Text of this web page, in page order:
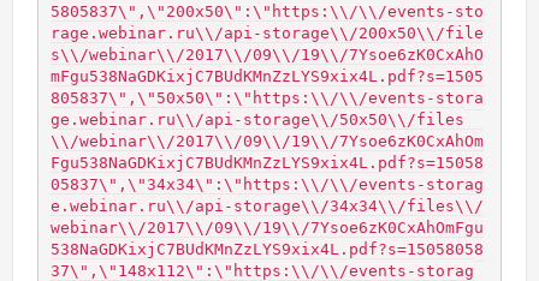
5805837\",\"200x50\":\"https:\\/\\/events-sto
rage.webinar.ru\\/api-storage\\/200x50\\/file
s\\/webinar\\/2017\\/09\\/19\\/7Ysoe6zK0CxAhO
mFgu538NaGDKixjC7BUdKMnZzLYS9xix4L.pdf?s=1505
805837\",\"50x50\":\"https:\\/\\/events-stora
ge.webinar.ru\\/api-storage\\/50x50\\/files
\\/webinar\\/2017\\/09\\/19\\/7Ysoe6zK0CxAhOm
Fgu538NaGDKixjC7BUdKMnZzLYS9xix4L.pdf?s=15058
05837\",\"34x34\":\"https:\\/\\/events-storag
e.webinar.ru\\/api-storage\\/34x34\\/files\\/
webinar\\/2017\\/09\\/19\\/7Ysoe6zK0CxAhOmFgu
538NaGDKixjC7BUdKMnZzLYS9xix4L.pdf?s=15058058
37\",\"148x112\":\"https:\\/\\/events-storag